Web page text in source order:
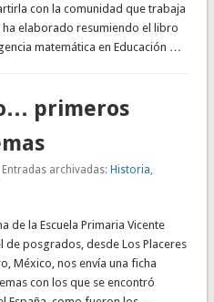
con la comunidad que trabaja
elaborado resumiendo el libro
matemática en Educación …
primeros
Entradas archivadas:Historia
de la Escuela Primaria Vicente
de posgrados, desde Los Placeres
México, nos envía una ficha
con los que se encontró